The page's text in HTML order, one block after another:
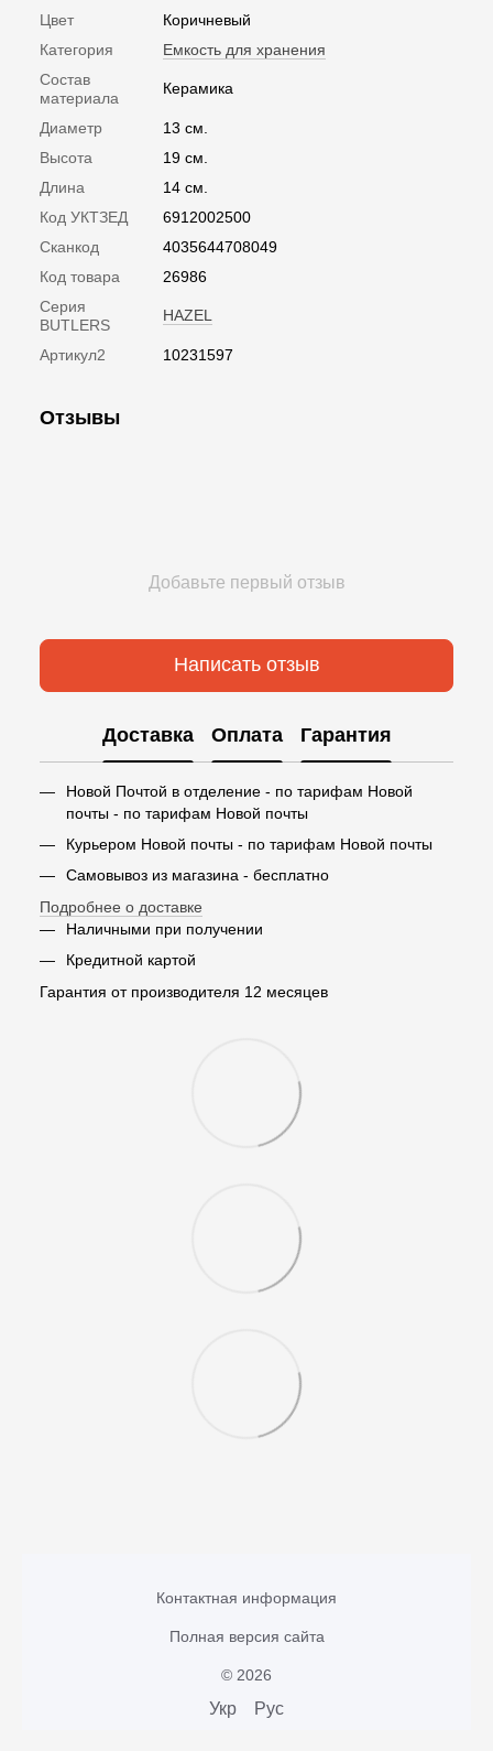
Цвет
Коричневый
Категория
Емкость для хранения
Состав
материала
Керамика
Диаметр
13 см.
Высота
19 см.
Длина
14 см.
Код УКТЗЕД
6912002500
Сканкод
4035644708049
Код товара
26986
Серия
BUTLERS
HAZEL
Артикул2 10231597
Отзывы
Добавьте первый отзыв
Написать отзыв
Доставка Оплата Гарантия
Новой Почтой в отделение - по тарифам Новой
почты - по тарифам Новой почты
Курьером Новой почты - по тарифам Новой почты
Самовывоз из магазина - бесплатно
Подробнее о доставке
Наличными при получении
Кредитной картой
Гарантия от производителя 12 месяцев
Контактная информация
Полная версия сайта
© 2026
Укр Рус